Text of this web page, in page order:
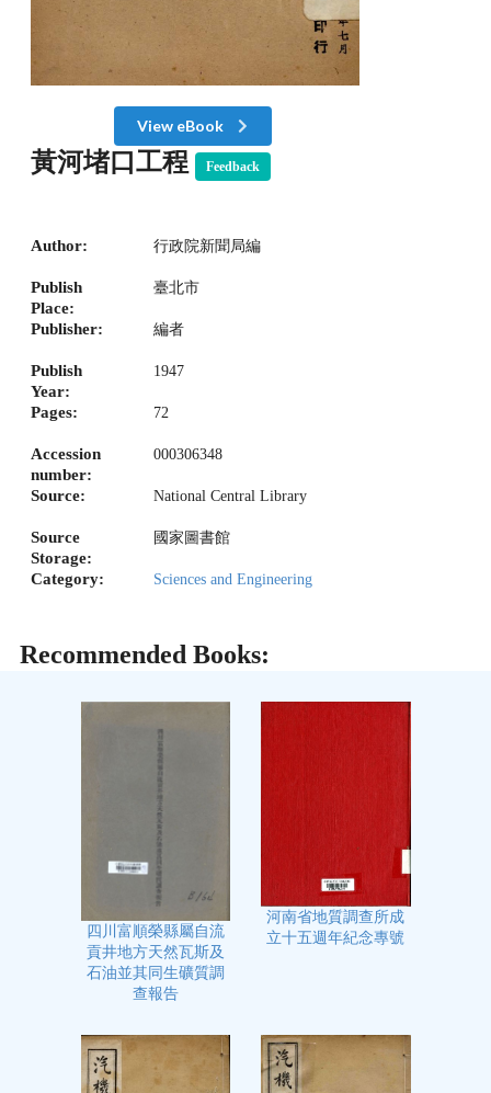
View eBook
黃河堵口工程 Feedback
Author: 行政院新聞局編
Publish
Place:
臺北市
Publisher: 編者
Publish
Year:
1947
Pages: 72
Accession
number:
000306348
Source: National Central Library
Source
Storage:
國家圖書館
Category: Sciences and Engineering
Recommended Books:
四川富順榮縣屬自流
貢井地方天然瓦斯及
石油並其同生礦質調
查報告
河南省地質調查所成
立十五週年紀念專號